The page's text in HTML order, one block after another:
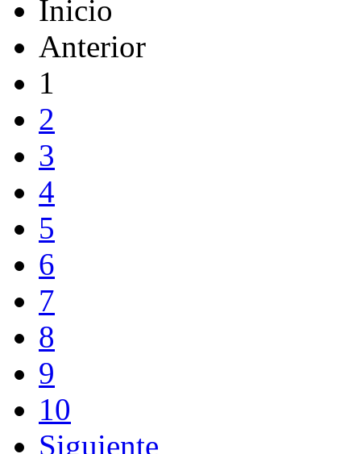
Inicio
Anterior
1
2
3
4
5
6
7
8
9
10
Siguiente